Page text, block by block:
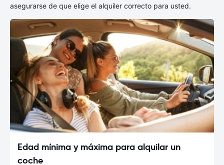
asegurarse de que elige el alquiler correcto para usted.
Edad mínima y máxima para alquilar un
coche